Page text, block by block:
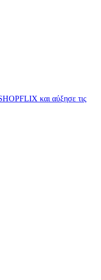
και αύξησε τις